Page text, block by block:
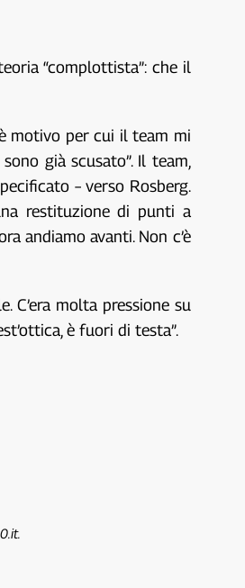
“complottista”: che il
motivo per cui il team mi
già scusato”. Il team,
– verso Rosberg.
restituzione di punti a
andiamo avanti. Non c’è
C’era molta pressione su
è fuori di testa”.